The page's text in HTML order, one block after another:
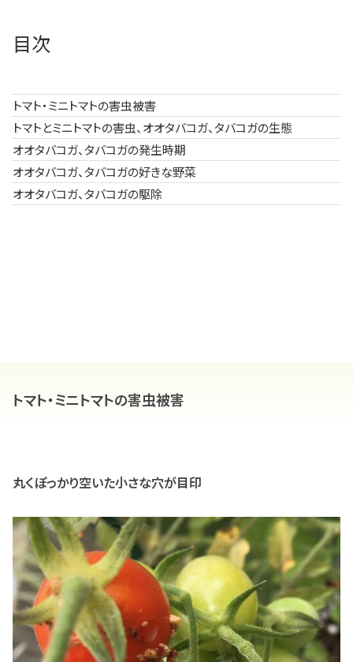
目次
トマト・ミニトマトの害虫被害
トマトとミニトマトの害虫、オオタバコガ、タバコガの生態
オオタバコガ、タバコガの発生時期
オオタバコガ、タバコガの好きな野菜
オオタバコガ、タバコガの駆除
トマト・ミニトマトの害虫被害
丸くぽっかり空いた小さな穴が目印